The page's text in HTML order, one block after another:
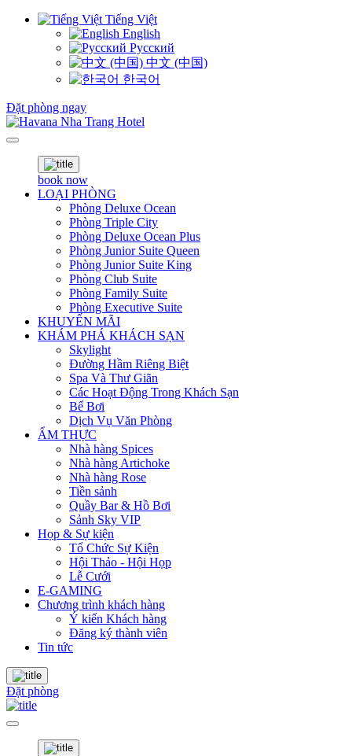
Tiếng Việt
English
Русский
中文 (中国)
한국어
Đặt phòng ngay
book now
LOẠI PHÒNG
Phòng Deluxe Ocean
Phòng Triple City
Phòng Deluxe Ocean Plus
Phòng Junior Suite Queen
Phòng Junior Suite King
Phòng Club Suite
Phòng Family Suite
Phòng Executive Suite
KHUYẾN MÃI
KHÁM PHÁ KHÁCH SẠN
Skylight
Đường Hầm Riêng Biệt
Spa Và Thư Giãn
Các Hoạt Động Trong Khách Sạn
Bể Bơi
Dịch Vụ Văn Phòng
ẨM THỰC
Nhà hàng Spices
Nhà hàng Artichoke
Nhà hàng Rose
Tiền sảnh
Quầy Bar & Hồ Bơi
Sảnh Sky VIP
Họp & Sự kiện
Tổ Chức Sự Kiện
Hội Thảo - Hội Họp
Lễ Cưới
E-GAMING
Chương trình khách hàng
Ý kiến Khách hàng
Đăng ký thành viên
Tin tức
Đặt phòng